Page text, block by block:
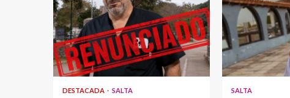
DESTACADA SALTA SALTA